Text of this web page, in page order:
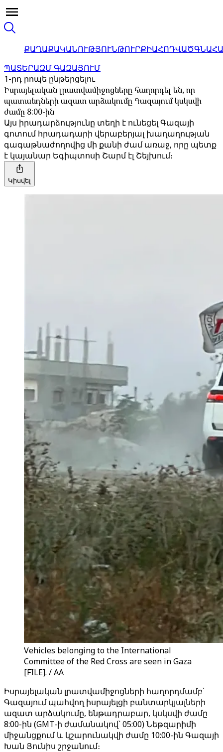
ՔԱՂԱՔԱԿԱՆՈՒԹՅՈՒՆԹՈՒՐՔԻԱՀՈԴՎԱԾ
ՊԱՏԵՐԱԶՄ ԳԱԶԱՅՈՒՄ
1-րդ րոպե ընթերցելու
Իսրայելական լրատվամիջոցները հաղորդել են, որ
պատանդների ազատ արձակումը Գազայում կսկսվի
ժամը 8:00-ին
Այս իրադարձությունը տեղի է ունեցել Գազայի
գոտում հրադադարի վերաբերյալ խաղաղության
գագաթնաժողովից մի քանի ժամ առաջ, որը պետք
է կայանար Եգիպտոսի Շարմ էլ Շեյխում։
Կիսվել
Vehicles belonging to the International
Committee of the Red Cross are seen in Gaza
[FILE]. / AA
Իսրայելական լրատվամիջոցների հաղորդմամբ՝
Գազայում պահվող իսրայելցի բանտարկյալների
ազատ արձակումը, ենթադրաբար, կսկսվի ժամը
8:00-ին (GMT-ի ժամանակով՝ 05:00) Նեթզարիմի
միջանցքում և կշարունակվի ժամը 10:00-ին Գազայի
Խան Յունիս շրջանում։